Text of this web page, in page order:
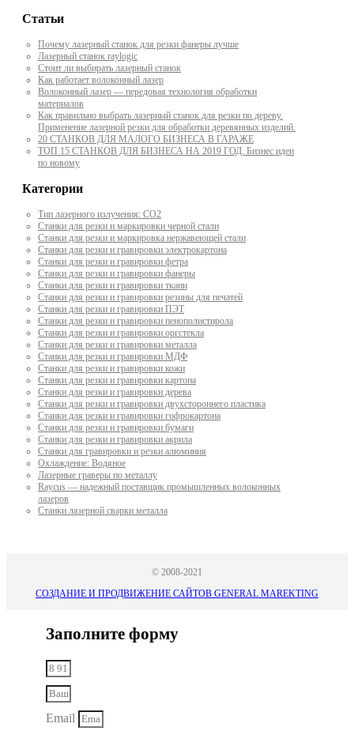
Статьи
Почему лазерный станок для резки фанеры лучше
Лазерный станок raylogic
Стоит ли выбирать лазерный станок
Как работает волоконный лазер
Волоконный лазер — передовая технология обработки
материалов
Как правильно выбрать лазерный станок для резки по дереву.
Применение лазерной резки для обработки деревянных изделий.
20 СТАНКОВ ДЛЯ МАЛОГО БИЗНЕСА В ГАРАЖЕ
ТОП 15 СТАНКОВ ДЛЯ БИЗНЕСА НА 2019 ГОД. Бизнес идеи
по новому
Категории
Тип лазерного излучения: СО2
Станки для резки и маркировки черной стали
Станки для резки и маркировка нержавеющей стали
Станки для резки и гравировки электрокартона
Станки для резки и гравировки фетра
Станки для резки и гравировки фанеры
Станки для резки и гравировки ткани
Станки для резки и гравировки резины для печатей
Станки для резки и гравировки ПЭТ
Станки для резки и гравировки пенополистирола
Станки для резки и гравировки оргстекла
Станки для резки и гравировки металла
Станки для резки и гравировки МДФ
Станки для резки и гравировки кожи
Станки для резки и гравировки картона
Станки для резки и гравировки дерева
Станки для резки и гравировки двухстороннего пластика
Станки для резки и гравировки гофрокартона
Станки для резки и гравировки бумаги
Станки для резки и гравировки акрила
Станки для гравировки и резки алюминия
Охлаждение: Водяное
Лазерные граверы по металлу
Raycus — надежный поставщик промышленных волоконных
лазеров
Cтанки лазерной сварки металла
© 2008-2021
СОЗДАНИЕ И ПРОДВИЖЕНИЕ САЙТОВ GENERAL MAREKTING
Заполните форму
Email